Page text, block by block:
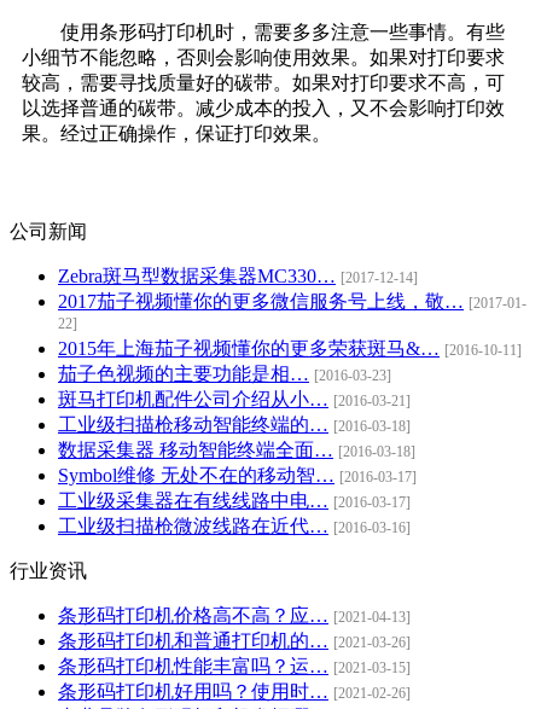
使用条形码打印机时，需要多多注意一些事情。有些
小细节不能忽略，否则会影响使用效果。如果对打印要求
较高，需要寻找质量好的碳带。如果对打印要求不高，可
以选择普通的碳带。减少成本的投入，又不会影响打印效
果。经过正确操作，保证打印效果。
公司新闻
Zebra斑马型数据采集器MC330… [2017-12-14]
2017茄子视频懂你的更多微信服务号上线，敬… [2017-01-
22]
2015年上海茄子视频懂你的更多荣获斑马&… [2016-10-11]
茄子色视频的主要功能是相… [2016-03-23]
斑马打印机配件公司介绍从小… [2016-03-21]
工业级扫描枪移动智能终端的… [2016-03-18]
数据采集器 移动智能终端全面… [2016-03-18]
Symbol维修 无处不在的移动智… [2016-03-17]
工业级采集器在有线线路中电… [2016-03-17]
工业级扫描枪微波线路在近代… [2016-03-16]
行业资讯
条形码打印机价格高不高？应… [2021-04-13]
条形码打印机和普通打印机的… [2021-03-26]
条形码打印机性能丰富吗？运… [2021-03-15]
条形码打印机好用吗？使用时… [2021-02-26]